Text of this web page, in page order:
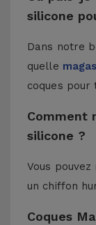
silicone
Dans notre
quelle
coques pour
Comment
silicone ?
Vous
un chiffon
Coques